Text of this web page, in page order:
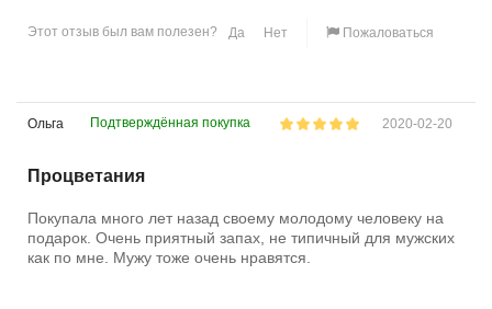
Этот отзыв был вам полезен? Да Нет Пожаловаться
Ольга Подтверждённая покупка 2020-02-20
Процветания
Покупала много лет назад своему молодому человеку на
подарок. Очень приятный запах, не типичный для мужских
как по мне. Мужу тоже очень нравятся.